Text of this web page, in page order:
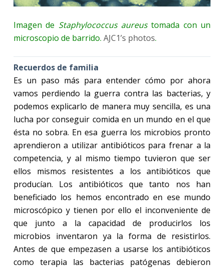
Imagen de Staphylococcus aureustomada con un
microscopio de barrido. AJC1’s photos.
Recuerdos de familia
Es un paso más para entender cómo por ahora
vamos perdiendo la guerra contra las bacterias, y
podemos explicarlo de manera muy sencilla, es una
lucha por conseguir comida en un mundo en el que
ésta no sobra. En esa guerra los microbios pronto
aprendieron a utilizar antibióticos para frenar a la
competencia, y al mismo tiempo tuvieron que ser
ellos mismos resistentes a los antibióticos que
producían. Los antibióticos que tanto nos han
beneficiado los hemos encontrado en ese mundo
microscópico y tienen por ello el inconveniente de
que junto a la capacidad de producirlos los
microbios inventaron ya la forma de resistirlos.
Antes de que empezasen a usarse los antibióticos
como terapia las bacterias patógenas debieron